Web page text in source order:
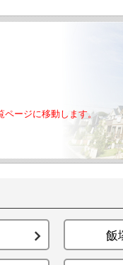
ページに移動します。
飯